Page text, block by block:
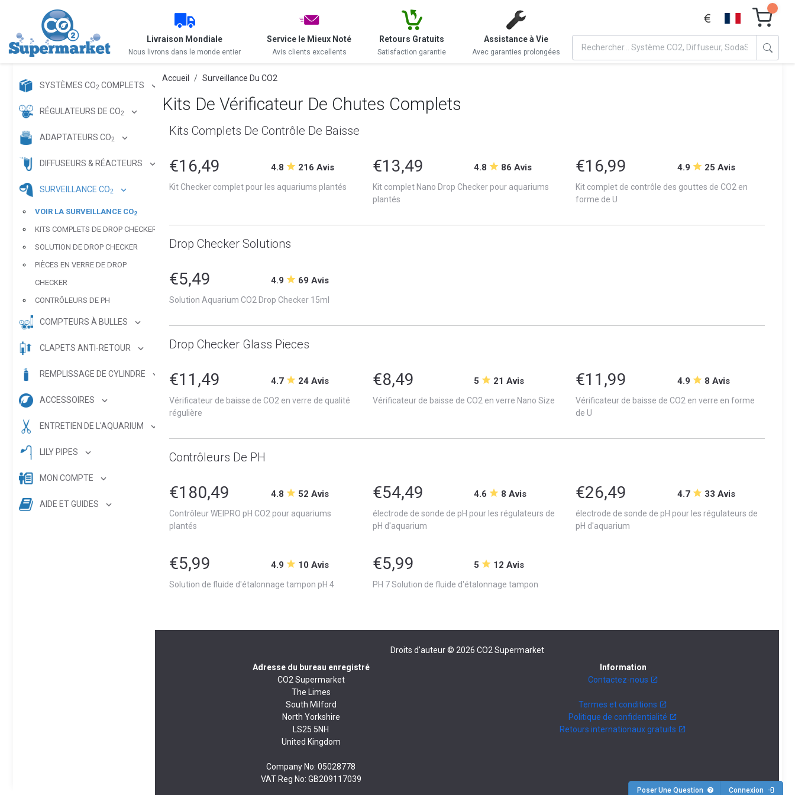
Livraison Mondiale
Nous livrons dans le monde entier
Service le Mieux Noté
Avis clients excellents
Retours Gratuits
Satisfaction garantie
Assistance à Vie
Avec garanties prolongées
SYSTÈMES CO2 COMPLETS
RÉGULATEURS DE CO2
ADAPTATEURS CO2
DIFFUSEURS & RÉACTEURS
SURVEILLANCE CO2
VOIR LA SURVEILLANCE CO2
KITS COMPLETS DE DROP CHECKER
SOLUTION DE DROP CHECKER
PIÈCES EN VERRE DE DROP
CHECKER
CONTRÔLEURS DE PH
COMPTEURS À BULLES
CLAPETS ANTI-RETOUR
REMPLISSAGE DE CYLINDRE
ACCESSOIRES
ENTRETIEN DE L'AQUARIUM
LILY PIPES
MON COMPTE
AIDE ET GUIDES
Accueil Surveillance Du CO2
Kits De Vérificateur De Chutes Complets
Kits Complets De Contrôle De Baisse
€16,49 4.8 216 Avis
Kit Checker complet pour les aquariums plantés
€13,49 4.8 86 Avis
Kit complet Nano Drop Checker pour aquariums
plantés
€16,99 4.9 25 Avis
Kit complet de contrôle des gouttes de CO2 en
forme de U
Drop Checker Solutions
€5,49 4.9 69 Avis
Solution Aquarium CO2 Drop Checker 15ml
Drop Checker Glass Pieces
€11,49 4.7 24 Avis
Vérificateur de baisse de CO2 en verre de qualité
régulière
€8,49 5 21 Avis
Vérificateur de baisse de CO2 en verre Nano Size
€11,99 4.9 8 Avis
Vérificateur de baisse de CO2 en verre en forme
de U
Contrôleurs De PH
€180,49 4.8 52 Avis
Contrôleur WEIPRO pH CO2 pour aquariums
plantés
€54,49 4.6 8 Avis
électrode de sonde de pH pour les régulateurs de
pH d'aquarium
€26,49 4.7 33 Avis
électrode de sonde de pH pour les régulateurs de
pH d'aquarium
€5,99 4.9 10 Avis
Solution de fluide d'étalonnage tampon pH 4
€5,99 5 12 Avis
PH 7 Solution de fluide d'étalonnage tampon
Droits d'auteur © 2026 CO2 Supermarket
Adresse du bureau enregistré
CO2 Supermarket
The Limes
South Milford
North Yorkshire
LS25 5NH
United Kingdom
Company No: 05028778
VAT Reg No: GB209117039
Information
Contactez-nous
Termes et conditions
Politique de confidentialité
Retours internationaux gratuits
Poser Une Question Connexion